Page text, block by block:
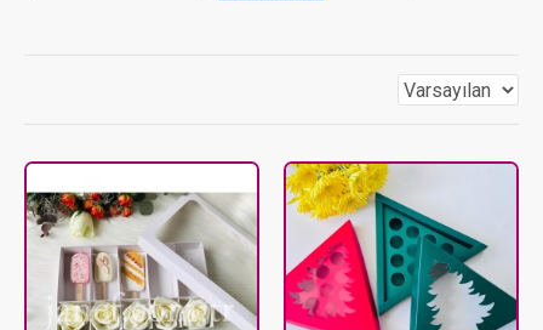
ve düzeninde kalmasını sağlarsınız. Lüks, şeffaf veya temalı
seçeneklerimizle her zevke ve bütçeye uygunçikolata
kutusumodellerini keşfedin.